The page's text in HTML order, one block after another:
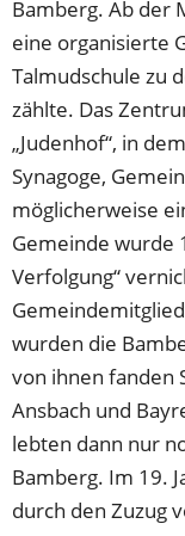
Bamberg. Ab der
eine organisierte
Talmudschule zu
zählte. Das
„Judenhof“, in
Synagoge,
möglicherweise
Gemeinde wurde
Verfolgung“
wurden die
von ihnen fanden
Ansbach und
lebten dann nur
Bamberg. Im 19.
durch den Zuzug